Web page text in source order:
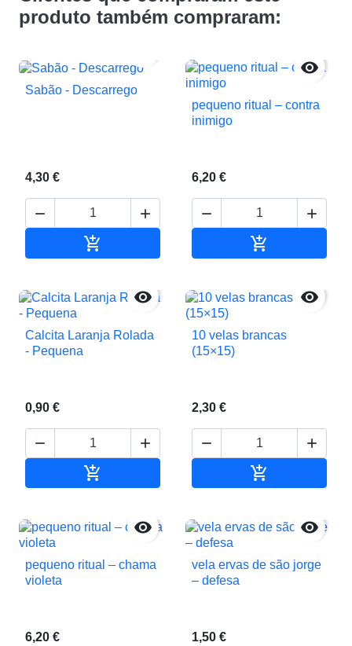
produto também compraram:
Sabão - Descarrego
4,30 €
 


pequeno ritual – contra
inimigo
6,20 €
 


Calcita Laranja Rolada
- Pequena
0,90 €
 


10 velas brancas
(15×15)
2,30 €
 


pequeno ritual – chama
violeta
6,20 €

vela ervas de são jorge
– defesa
1,50 €